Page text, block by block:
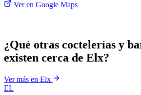
Ver en Google Maps
¿Qué otras coctelerías y
existen cerca de Elx?
Ver más en Elx
EL